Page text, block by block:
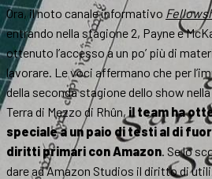
Ora, il noto canale informativo
entrando nella stagione 2, Payne e
ottenuto l’accesso a un po’ più di
lavorare. Le voci affermano che per
della seconda stagione dello show
Terra di Mezzo di Rhûn, il team ha
speciale a un paio di testi al di
diritti primari con Amazon. Se lo
dare ad Amazon Studios il diritto di